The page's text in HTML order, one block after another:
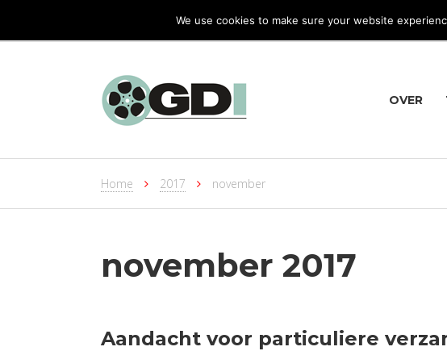
We use cookies to make sure your website
OVER
Home 2017 november
november 2017
Aandacht voor particuliere